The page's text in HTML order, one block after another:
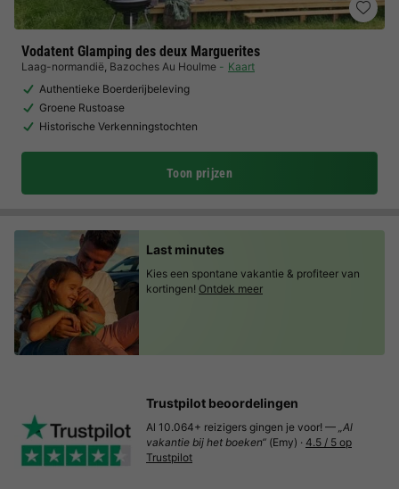
Vodatent Glamping des deux Marguerites
Laag-normandië, Bazoches Au Houlme
Kaart
Authentieke Boerderijbeleving
Groene Rustoase
Historische Verkenningstochten
Toon prijzen
Last minutes
Kies een spontane vakantie & profiteer van
kortingen! Ontdek meer
Trustpilot beoordelingen
Al 10.064+ reizigers gingen je voor! — „Al
vakantie bij het boeken“ (Emy) · 4.5 / 5 op
Trustpilot